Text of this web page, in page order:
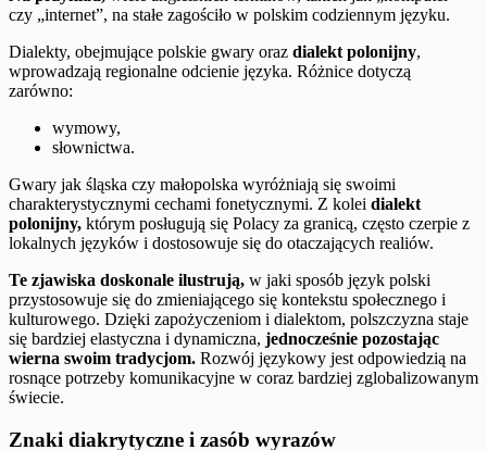
czy „internet”, na stałe zagościło w polskim codziennym języku.
Dialekty, obejmujące polskie gwary oraz dialekt polonijny,
wprowadzają regionalne odcienie języka. Różnice dotyczą
zarówno:
wymowy,
słownictwa.
Gwary jak śląska czy małopolska wyróżniają się swoimi
charakterystycznymi cechami fonetycznymi. Z kolei dialekt
polonijny, którym posługują się Polacy za granicą, często czerpie z
lokalnych języków i dostosowuje się do otaczających realiów.
Te zjawiska doskonale ilustrują, w jaki sposób język polski
przystosowuje się do zmieniającego się kontekstu społecznego i
kulturowego. Dzięki zapożyczeniom i dialektom, polszczyzna staje
się bardziej elastyczna i dynamiczna, jednocześnie pozostając
wierna swoim tradycjom. Rozwój językowy jest odpowiedzią na
rosnące potrzeby komunikacyjne w coraz bardziej zglobalizowanym
świecie.
Znaki diakrytyczne i zasób wyrazów